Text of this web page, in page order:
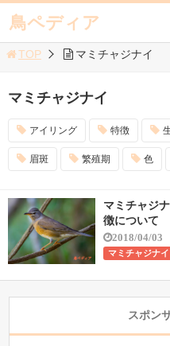
鳥ペディア
TOP マミチャジナイ
マミチャジナイ
アイリング 特徴
眉斑 繁殖期 色
マミチャジ
徴について
2018/04/03
マミチャジナイ
スポン